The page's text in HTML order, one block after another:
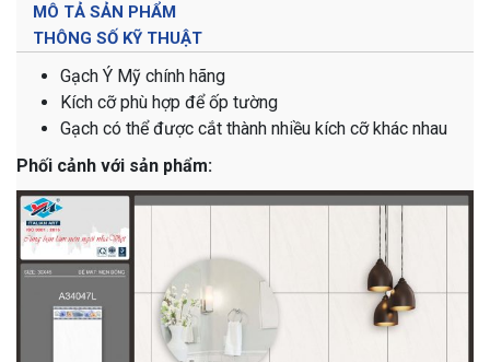
MÔ TẢ SẢN PHẨM
THÔNG SỐ KỸ THUẬT
Gạch Ý Mỹ chính hãng
Kích cỡ phù hợp để ốp tường
Gạch có thể được cắt thành nhiều kích cỡ khác nhau
Phối cảnh với sản phẩm: